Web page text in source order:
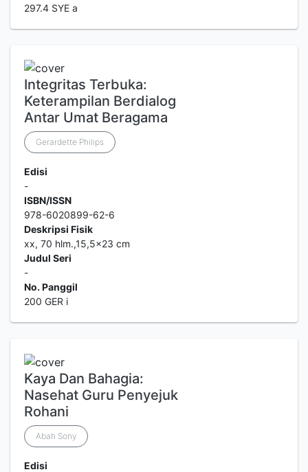
297.4 SYE a
Integritas Terbuka:
Keterampilan Berdialog
Antar Umat Beragama
Gerardette Philips
Edisi
-
ISBN/ISSN
978-6020899-62-6
Deskripsi Fisik
xx, 70 hlm.,15,5x23 cm
Judul Seri
-
No. Panggil
200 GER i
Kaya Dan Bahagia:
Nasehat Guru Penyejuk
Rohani
Abah Sony
Edisi